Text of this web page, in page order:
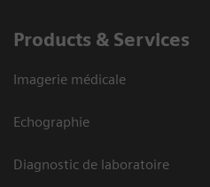
Products & Services
Imagerie médicale
Echographie
Diagnostic de laboratoire